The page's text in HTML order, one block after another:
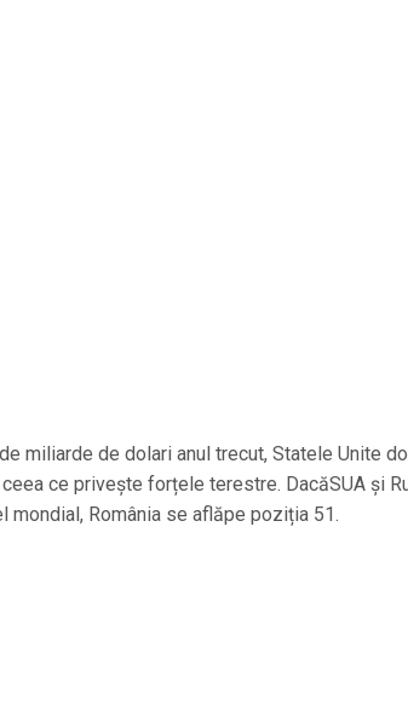
miliarde de dolari anul trecut, Statele Unite
ceea ce privește forțele terestre. DacăSUA și
România se aflăpe poziția 51.